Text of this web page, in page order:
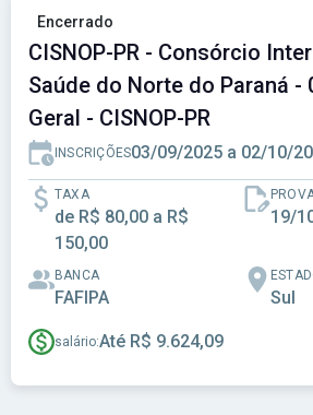
Encerrado
CISNOP-PR - Consórcio
Saúde do Norte do Paraná -
Geral - CISNOP-PR
INSCRIÇÕES03/09/2025 a 02/10/
TAXA
de R$ 80,00 a R$
150,00
19/
BANCA
FAFIPA Sul
salário:Até R$ 9.624,09